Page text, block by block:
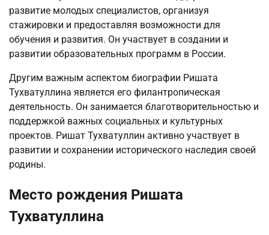
развитие молодых специалистов, организуя
стажировки и предоставляя возможности для
обучения и развития. Он участвует в создании и
развитии образовательных программ в России.
Другим важным аспектом биографии Ришата
Тухватуллина является его филантропическая
деятельность. Он занимается благотворительностью и
поддержкой важных социальных и культурных
проектов. Ришат Тухватуллин активно участвует в
развитии и сохранении исторического наследия своей
родины.
Место рождения Ришата
Тухватуллина